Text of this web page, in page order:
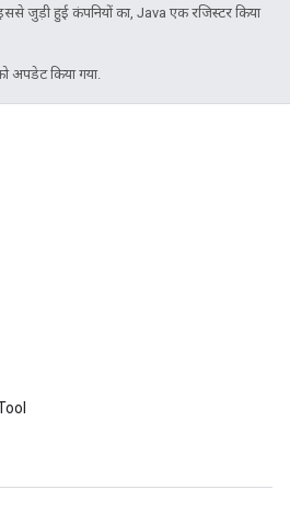
जुड़ी हुई कंपनियों का, Java एक रजिस्टर किया
अपडेट किया गया.